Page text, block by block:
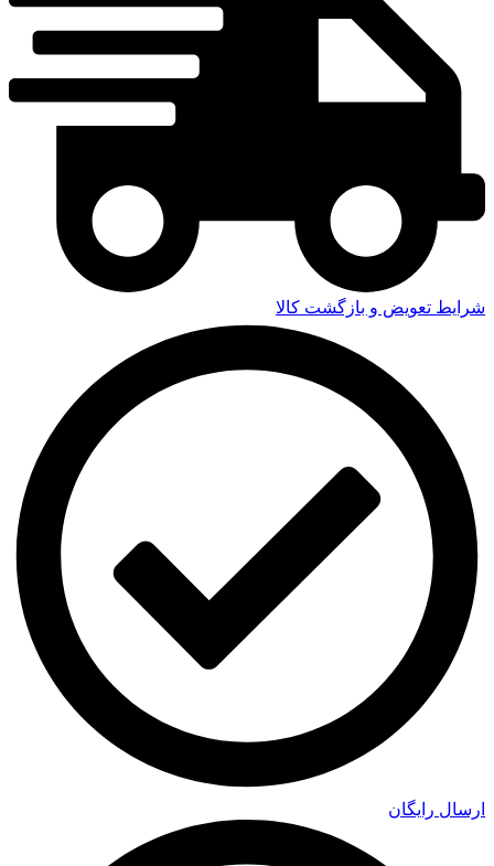
شرایط تعویض و بازگشت کالا
ارسال رایگان